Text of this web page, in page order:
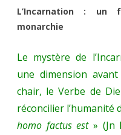
L’Incarnation : un
monarchie
Le mystère de
une dimension
chair, le Verbe de
réconcilier l’humanité
homo factus est» (Jn